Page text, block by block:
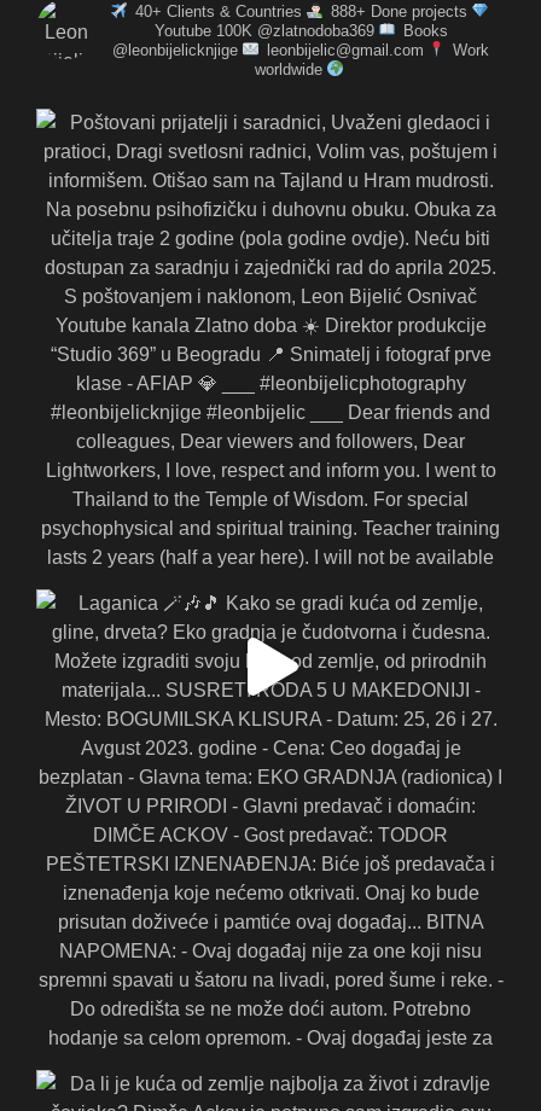
40+ Clients & Countries
888+ Done projects
Youtube 100K @zlatnodoba369
Books
@leonbijelicknjige
leonbijelic@gmail.com
Work
worldwide